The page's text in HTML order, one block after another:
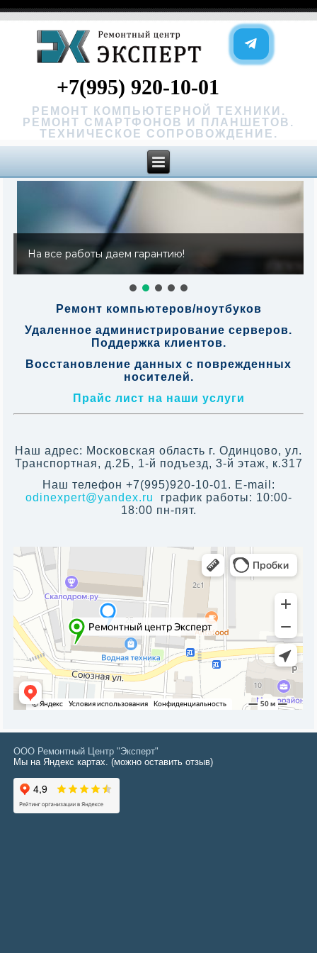
+7(995) 920-10-01
РЕМОНТ КОМПЬЮТЕРНОЙ ТЕХНИКИ.
РЕМОНТ СМАРТФОНОВ И ПЛАНШЕТОВ.
ТЕХНИЧЕСКОЕ СОПРОВОЖДЕНИЕ.
На все работы даем гарантию!
Ремонт компьютеров/ноутбуков
Удаленное администрирование серверов.
Поддержка клиентов.
Восстановление данных с поврежденных
носителей.
Прайс лист на наши услуги
Наш адрес: Московская область г. Одинцово, ул.
Транспортная, д.2Б, 1-й подъезд, 3-й этаж, к.317
Наш телефон +7(995)920-10-01. E-mail:
odinexpert@yandex.ru график работы: 10:00-
18:00 пн-пят.
ООО Ремонтный Центр "Эксперт"
Мы на Яндекс картах. (можно оставить отзыв)